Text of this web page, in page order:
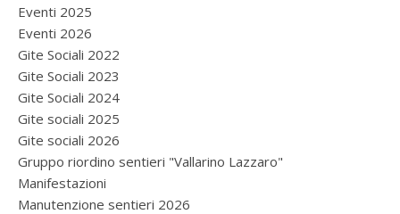
Eventi 2025
Eventi 2026
Gite Sociali 2022
Gite Sociali 2023
Gite Sociali 2024
Gite sociali 2025
Gite sociali 2026
Gruppo riordino sentieri "Vallarino Lazzaro"
Manifestazioni
Manutenzione sentieri 2026